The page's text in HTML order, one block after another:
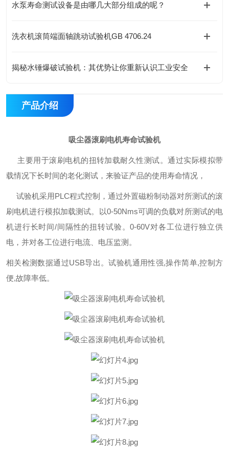
水泵寿命测试设备是由哪几大部分组成的呢？
洗衣机滚筒端面轴跳动试验机GB 4706.24
揭秘水锤爆破试验机：其优势让你重新认识工业安全
产品介绍
吸尘器滚刷电机寿命试验机
主要用于滚刷电机的扭转加载耐久性测试。通过实际模拟带
载情况下长时间的老化测试，来验证产品的使用寿命情况，
试验机采用PLC程式控制，通过外置磁粉制动器对所测试的滚
刷电机进行模拟加载测试。以0-50Nms可调的负载对所测试的电
机进行长时间/间隔性的扭转试验。0-60V对各工位进行独立供
电，并对各工位进行电流、电压监测。
相关检测数据通过USB导出。试验机通用性强,操作简单,控制方
便,故障率低。